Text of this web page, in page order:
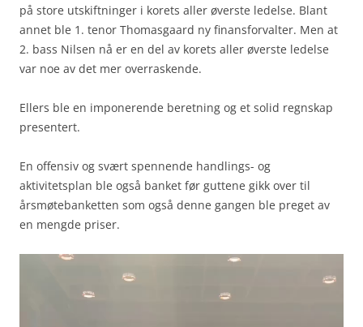
på store utskiftninger i korets aller øverste ledelse. Blant
annet ble 1. tenor Thomasgaard ny finansforvalter. Men at
2. bass Nilsen nå er en del av korets aller øverste ledelse
var noe av det mer overraskende.
Ellers ble en imponerende beretning og et solid regnskap
presentert.
En offensiv og svært spennende handlings- og
aktivitetsplan ble også banket før guttene gikk over til
årsmøtebanketten som også denne gangen ble preget av
en mengde priser.